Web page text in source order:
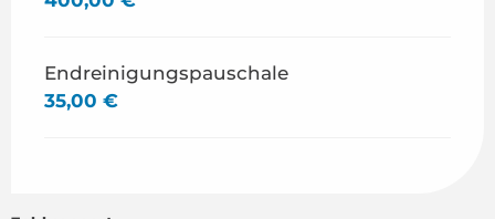
Endreinigungspauschale
35,00 €